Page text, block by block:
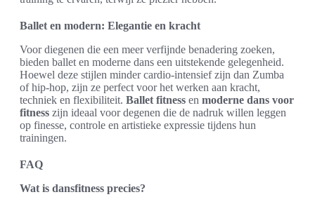
Ballet en modern: Elegantie en kracht
Voor diegenen die een meer verfijnde benadering zoeken,
bieden ballet en moderne dans een uitstekende gelegenheid.
Hoewel deze stijlen minder cardio-intensief zijn dan Zumba
of hip-hop, zijn ze perfect voor het werken aan kracht,
techniek en flexibiliteit. Ballet fitness en moderne dans voor
fitness zijn ideaal voor degenen die de nadruk willen leggen
op finesse, controle en artistieke expressie tijdens hun
trainingen.
FAQ
Wat is dansfitness precies?